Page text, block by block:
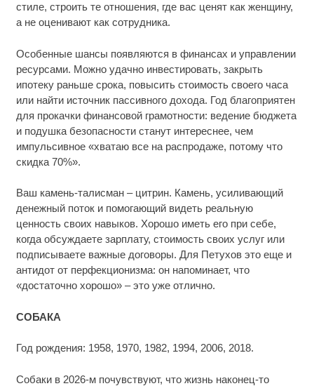
стиле, строить те отношения, где вас ценят как женщину,
а не оценивают как сотрудника.
Особенные шансы появляются в финансах и управлении
ресурсами. Можно удачно инвестировать, закрыть
ипотеку раньше срока, повысить стоимость своего часа
или найти источник пассивного дохода. Год благоприятен
для прокачки финансовой грамотности: ведение бюджета
и подушка безопасности станут интереснее, чем
импульсивное «хватаю все на распродаже, потому что
скидка 70%».
Ваш камень-талисман – цитрин. Камень, усиливающий
денежный поток и помогающий видеть реальную
ценность своих навыков. Хорошо иметь его при себе,
когда обсуждаете зарплату, стоимость своих услуг или
подписываете важные договоры. Для Петухов это еще и
антидот от перфекционизма: он напоминает, что
«достаточно хорошо» – это уже отлично.
СОБАКА
Год рождения: 1958, 1970, 1982, 1994, 2006, 2018.
Собаки в 2026-м почувствуют, что жизнь наконец-то